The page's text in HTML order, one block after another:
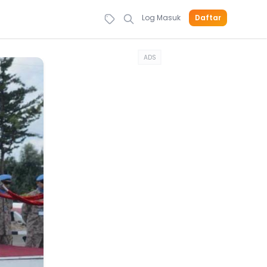
Log Masuk Daftar
ADS